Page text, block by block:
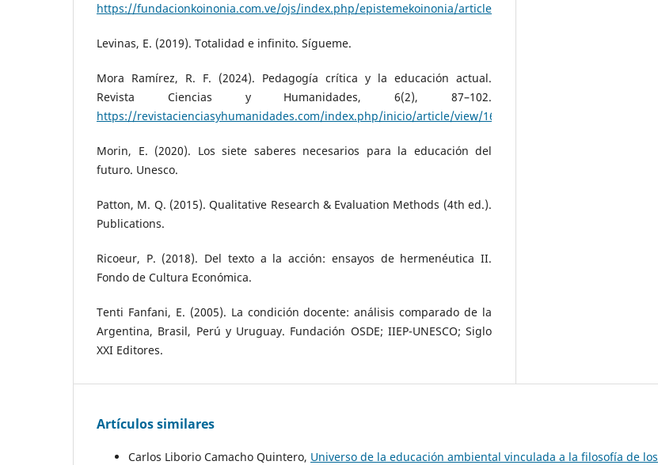
https://fundacionkoinonia.com.ve/ojs/index.php/epistemekoinonia/article/view/2531
Levinas, E. (2019). Totalidad e infinito. Sígueme.
Mora Ramírez, R. F. (2024). Pedagogía crítica y la educación actual.
Revista Ciencias y Humanidades, 6(2), 87–102.
https://revistacienciasyhumanidades.com/index.php/inicio/article/view/162
Morin, E. (2020). Los siete saberes necesarios para la educación del
futuro. Unesco.
Patton, M. Q. (2015). Qualitative Research & Evaluation Methods (4th ed.).
Publications.
Ricoeur, P. (2018). Del texto a la acción: ensayos de hermenéutica II.
Fondo de Cultura Económica.
Tenti Fanfani, E. (2005). La condición docente: análisis comparado de la
Argentina, Brasil, Perú y Uruguay. Fundación OSDE; IIEP-UNESCO; Siglo
XXI Editores.
Artículos similares
Carlos Liborio Camacho Quintero, Universo de la educación ambiental vinculada a la filosofía de los